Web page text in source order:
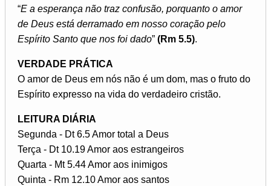
“E a esperança não traz confusão, porquanto o amor
de Deus está derramado em nosso coração pelo
Espírito Santo que nos foi dado” (Rm 5.5).
VERDADE PRÁTICA
O amor de Deus em nós não é um dom, mas o fruto do
Espírito expresso na vida do verdadeiro cristão.
LEITURA DIÁRIA
Segunda - Dt 6.5 Amor total a Deus
Terça - Dt 10.19 Amor aos estrangeiros
Quarta - Mt 5.44 Amor aos inimigos
Quinta - Rm 12.10 Amor aos santos